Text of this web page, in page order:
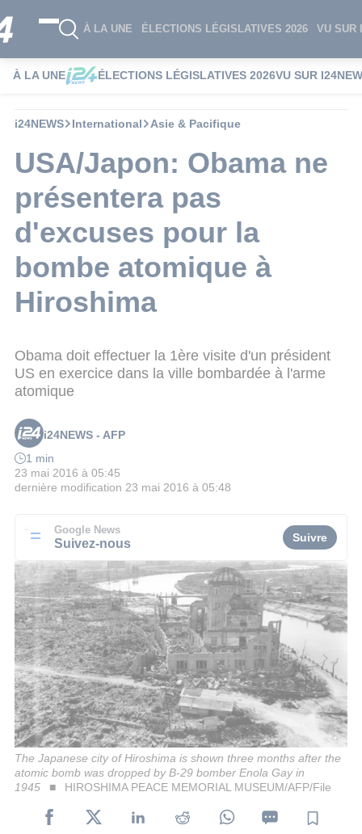
À LA UNE ÉLECTIONS LÉGISLATIVES 2026 VU SUR
À LA UNE ÉLECTIONS LÉGISLATIVES 2026VU SUR
i24NEWS International Asie & Pacifique
USA/Japon: Obama ne
présentera pas
d'excuses pour la
bombe atomique à
Hiroshima
Obama doit effectuer la 1ère visite d'un président
US en exercice dans la ville bombardée à l'arme
atomique
i24NEWS - AFP
1 min
23 mai 2016 à 05:45
dernière modification 23 mai 2016 à 05:48
Google News
Suivez-nous Suivre
The Japanese city of Hiroshima is shown three months after the
atomic bomb was dropped by B-29 bomber Enola Gay in
1945
HIROSHIMA PEACE MEMORIAL MUSEUM/AFP/File